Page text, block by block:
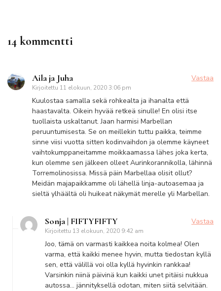
14 kommentti
Aila ja Juha
Kirjoitettu 11 elokuun, 2020 3:06 pm
Vastaa
Kuulostaa samalla sekä rohkealta ja ihanalta että
haastavalta. Oikein hyvää retkeä sinulle! En olisi itse
tuollaista uskaltanut. Jaan harmisi Marbellan
peruuntumisesta. Se on meillekin tuttu paikka, teimme
sinne viisi vuotta sitten kodinvaihdon ja olemme käyneet
vaihtokumppaneitamme moikkaamassa lähes joka kerta,
kun olemme sen jälkeen olleet Aurinkorannikolla, lähinnä
Torremolinosissa. Missä päin Marbellaa olisit ollut?
Meidän majapaikkamme oli lähellä linja-autoasemaa ja
sieltä ylhäältä oli huikeat näkymät merelle yli Marbellan.
Sonja | FIFTYFIFTY
Kirjoitettu 13 elokuun, 2020 9:42 am
Vastaa
Joo, tämä on varmasti kaikkea noita kolmea! Olen
varma, että kaikki menee hyvin, mutta tiedostan kyllä
sen, että välillä voi olla kyllä hyvinkin rankkaa!
Varsinkin niinä päivinä kun kaikki unet pitäisi nukkua
autossa… jännityksellä odotan, miten siitä selvitään.